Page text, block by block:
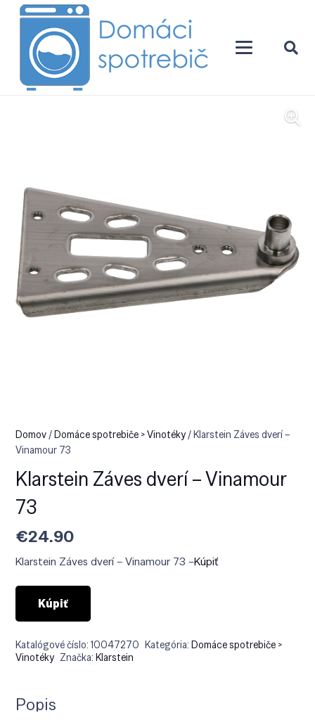
Domov/Domáce spotrebiče > Vinotéky/ Klarstein Záves dverí –
Vinamour 73
Klarstein Záves dverí – Vinamour
73
€24.90
Klarstein Záves dverí – Vinamour 73 –Kúpiť
Kúpiť
Katalógové číslo:10047270 Kategória:Domáce spotrebiče >
Vinotéky Značka:Klarstein
Popis